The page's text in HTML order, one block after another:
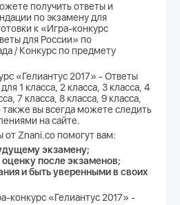
получить ответы и
по экзамену для
к «Игра-конкурс
для России» по
/ Конкурс по предмету
«Гелиантус 2017» - Ответы
1 класса, 2 класса, 3 класса, 4
7 класса, 8 класса, 9 класса,
также вы всегда можете следить
на сайте.
Znani.co помогут вам:
экзамену;
после экзаменов;
и быть уверенными в своих
конкурс «Гелиантус 2017» -